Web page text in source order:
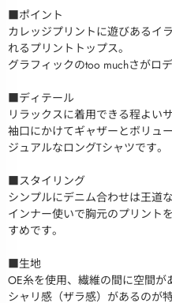
■ポイント
カレッジプリントに遊びあるイ
れるプリントトップス。
グラフィックのtoo muchさがロ
■ディテール
リラックスに着用できる程よいサ
袖口にかけてギャザーとボリュ
ジュアルなロングTシャツです。
■スタイリング
シンプルにデニム合わせは王道
インナー使いで胸元のプリント
すめです。
■生地
OE糸を使用、繊維の間に空間
シャリ感（ザラ感）があるのが